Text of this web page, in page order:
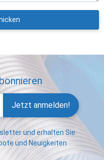
Jetzt anmelden!
und erhalten Sie
und Neuigkeiten